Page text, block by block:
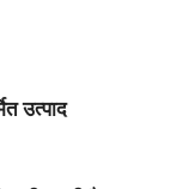
उत्पाद